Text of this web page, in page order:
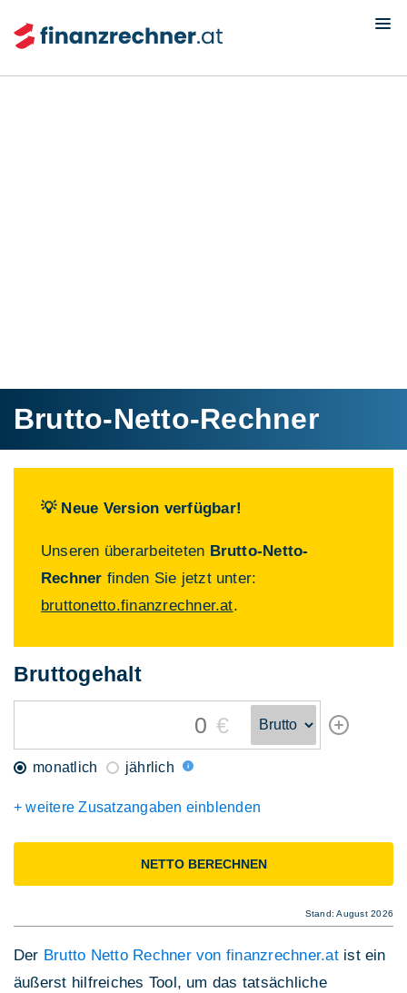
Brutto-Netto-Rechner
💡 Neue Version verfügbar!
Unseren überarbeiteten Brutto-Netto-
Rechner finden Sie jetzt unter:
bruttonetto.finanzrechner.at.
Bruttogehalt
€
monatlich jährlich
+ weitere Zusatzangaben einblenden
NETTO BERECHNEN
Stand: August 2026
Der Brutto Netto Rechner von finanzrechner.atist ein
äußerst hilfreiches Tool, um das tatsächliche